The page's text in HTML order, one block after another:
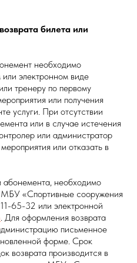
билета или
необходимо
или электронном виде
тренеру по первому
или получения
услуги. При отсутствии
или в случае истечения
или администратор
или отказать в
абонемента, необходимо
МБУ «Спортивные сооружения
65-32 или электронной
. Для оформления возврата
письменное
форме. Срок
возврата производится в